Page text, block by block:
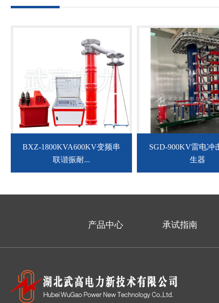
BXZ-1800KVA600KV变频串
联谐振耐...
SGD-900KV雷电冲
生器
产品中心 承试指南